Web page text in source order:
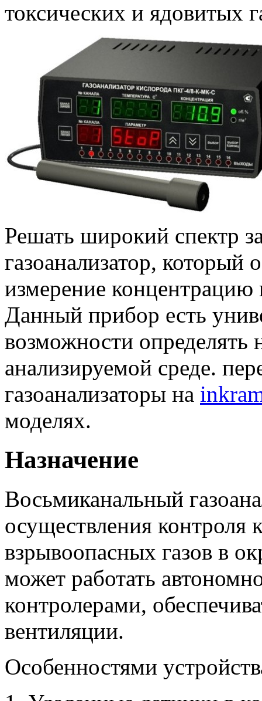
токсических и ядовитых
Решать широкий спектр
газоанализатор, который
измерение концентрацию
Данный прибор есть
возможности определять
анализируемой среде.
газоанализаторы на
моделях.
Назначение
Восьмиканальный
осуществления контроля
взрывоопасных газов в
может работать
контролерами,
вентиляции.
Особенностями